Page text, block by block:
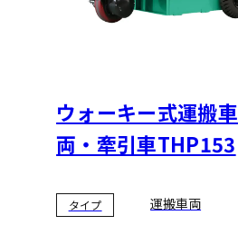
ウォーキー式運搬車
両・牽引車THP153
タイプ 運搬車両